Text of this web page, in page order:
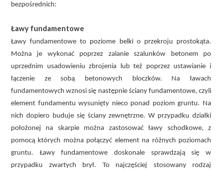
bezpośrednich:
Ławy fundamentowe
Ławy fundamentowe to poziome belki o przekroju prostokąta.
Można je wykonać poprzez zalanie szalunków betonem po
uprzednim usadowieniu zbrojenia lub też poprzez ustawianie i
łączenie ze sobą betonowych bloczków. Na ławach
fundamentowych wznosi się następnie ściany fundamentowe, czyli
element fundamentu wysunięty nieco ponad poziom gruntu. Na
nich dopiero buduje się ściany zewnętrzne. W przypadku działki
położonej na skarpie można zastosować ławy schodkowe, z
pomocą których można połączyć element na różnych poziomach
gruntu. Ławy fundamentowe doskonale sprawdzają się w
przypadku zwartych brył. To najczęściej stosowany rodzaj